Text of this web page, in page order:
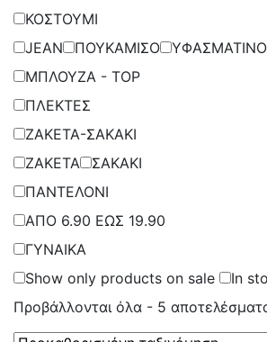
ΚΟΣΤΟΥΜΙ
JEAN
ΠΟΥΚΑΜΙΣΟ ΥΦΑΣΜΑΤΙΝΟ
ΜΠΛΟΥΖΑ - TOP
ΠΛΕΚΤΕΣ
ΖΑΚΕΤΑ-ΣΑΚΑΚΙ
ΖΑΚΕΤΑ
ΣΑΚΑΚΙ
ΠΑΝΤΕΛΟΝΙ
ΑΠΟ 6.90 ΕΩΣ 19.90
ΓΥΝΑΙΚΑ
Show only products on sale
In
Προβάλλονται όλα - 5